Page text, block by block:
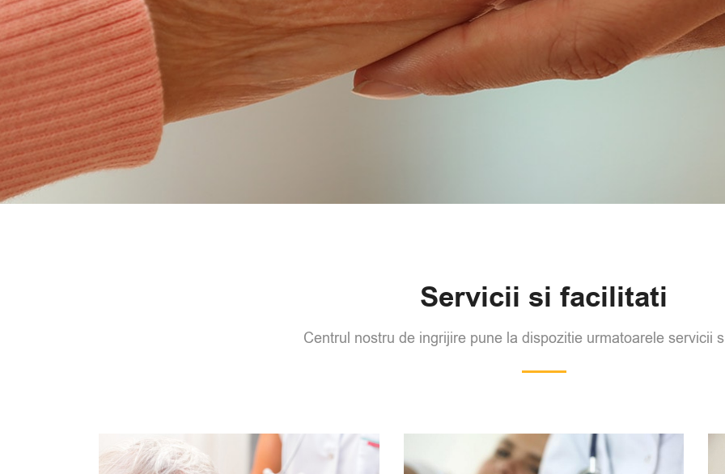
Servicii si facilitati
Centrul nostru de ingrijire pune la dispozitie urmatoarele servicii